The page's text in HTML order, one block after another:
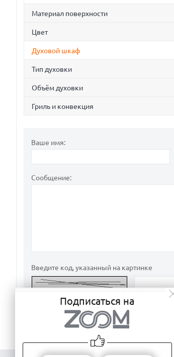
Материал поверхности
Цвет
Духовой шкаф
Тип духовки
Объём духовки
Гриль и конвекция
Ваше имя:
Сообщение:
Введите код, указанный на картинке
Подписаться на